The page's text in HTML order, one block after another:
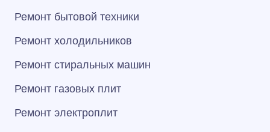
Ремонт бытовой техники
Ремонт холодильников
Ремонт стиральных машин
Ремонт газовых плит
Ремонт электроплит